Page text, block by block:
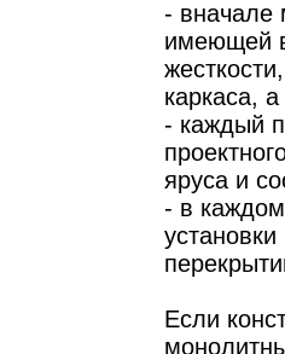
- вначале
имеющей
каркаса,
- каждый
яруса и
- в
Если